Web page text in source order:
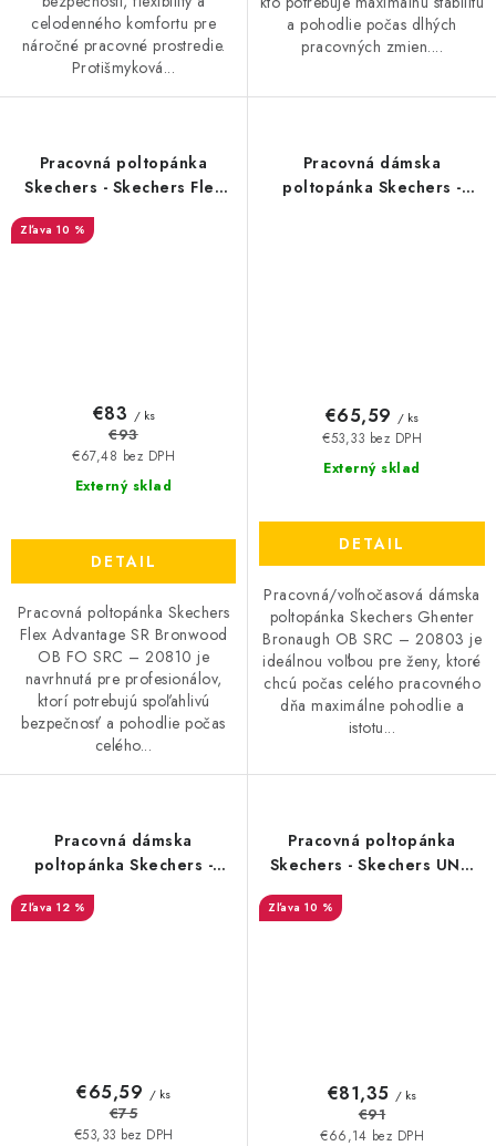
celodenného komfortu pre
náročné pracovné prostredie.
Protišmyková...
a pohodlie počas dlhých
pracovných zmien....
Pracovná poltopánka
Skechers - Skechers Flex
10 %
Externý sklad
€67,48 bez DPH
€83 / ks
€93
DETAIL
Pracovná poltopánka Skechers
Flex Advantage SR Bronwood
OB FO SRC – 20810 je
navrhnutá pre profesionálov,
ktorí potrebujú spoľahlivú
bezpečnosť a pohodlie počas
celého...
Pracovná dámska
poltopánka Skechers -
Externý sklad
€53,33 bez DPH
€65,59 / ks
DETAIL
Pracovná/voľnočasová dámska
poltopánka Skechers Ghenter
Bronaugh OB SRC – 20803 je
ideálnou voľbou pre ženy, ktoré
chcú počas celého pracovného
dňa maximálne pohodlie a
istotu...
Pracovná dámska
poltopánka Skechers -
Skechers Ghenter
Bronaugh - 20803
12 %
€53,33 bez DPH
€65,59 / ks
€75
Pracovná poltopánka
Skechers - Skechers UNO
O1 FO SRC ESD - 20819
10 %
€66,14 bez DPH
€81,35 / ks
€91